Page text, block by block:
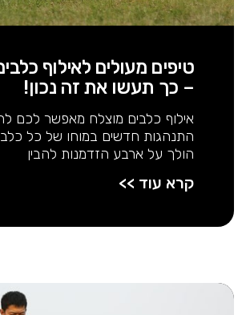
טיפים מעולים לאילוף
– כך תעשו את זה נכון!
אילוף כלבים מוצלח מאפשר לכם
התנהגות חדשים במוחו של כל כלב
הולך על ארבע הזדמנות להבין
קרא עוד >>